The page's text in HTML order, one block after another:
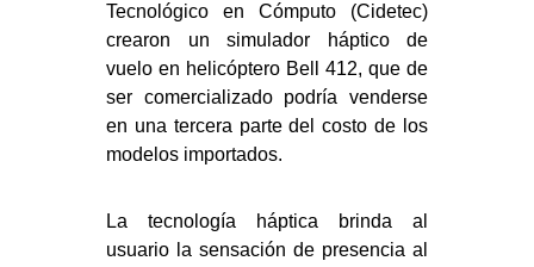
Tecnológico en Cómputo (Cidetec)
crearon un simulador háptico de
vuelo en helicóptero Bell 412, que de
ser comercializado podría venderse
en una tercera parte del costo de los
modelos importados.
La tecnología háptica brinda al
usuario la sensación de presencia al